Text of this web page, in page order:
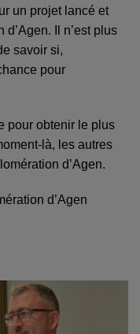
un projet lancé et
Il n’est plus
savoir si,
pour
pour obtenir le plus
là, les autres
d’Agen.
d’Agen